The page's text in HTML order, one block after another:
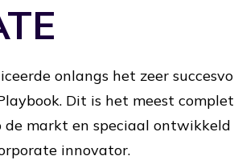
onlangs het zeer
Dit is het meest
de markt en speciaal
innovator.